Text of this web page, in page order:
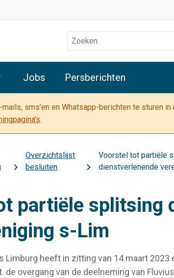
Zoeken
Jobs Persberichten
sms’en en Whatsapp-berichten te sturen
.
Overzichtslijst
besluiten
Voorstel tot partiële
dienstverlenende
partiële splitsing
s-Lim
Limburg heeft in zitting van 14 maart
overgang van de deelneming van